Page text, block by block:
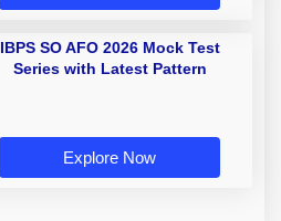
IBPS SO AFO 2026 Mock Test
Series with Latest Pattern
Explore Now